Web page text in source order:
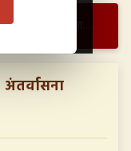
मौज - अंतर्वासना…